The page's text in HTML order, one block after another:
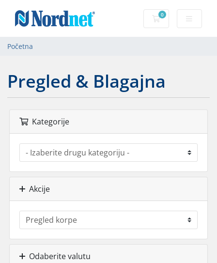
0
korpa
Početna
Pregled & Blagajna
Kategorije
Akcije
Odaberite valutu